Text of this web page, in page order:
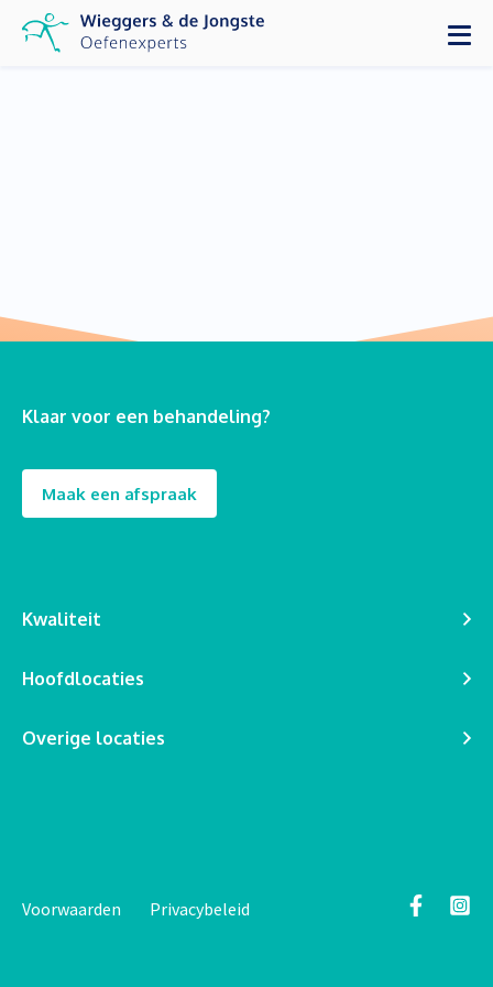
Klaar voor een behandeling?
Maak een afspraak
Kwaliteit
Hoofdlocaties
Overige locaties
Voorwaarden Privacybeleid